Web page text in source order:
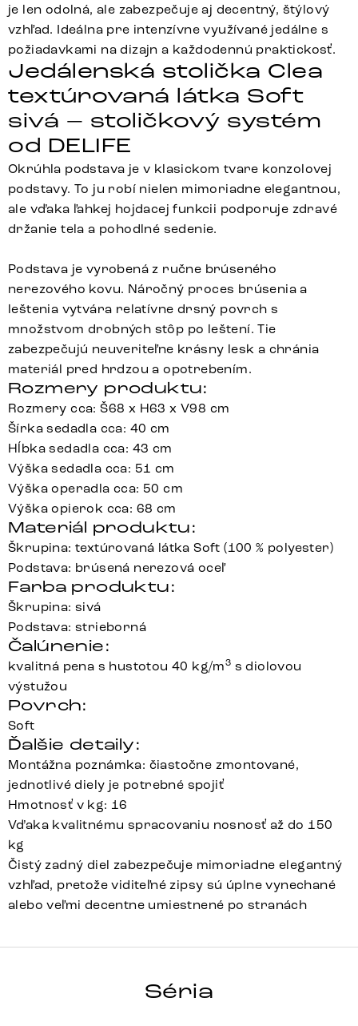
je len odolná, ale zabezpečuje aj decentný, štýlový
vzhľad. Ideálna pre intenzívne využívané jedálne s
požiadavkami na dizajn a každodennú praktickosť.
Jedálenská stolička Clea
textúrovaná látka Soft
sivá – stoličkový systém
od DELIFE
Okrúhla podstava je v klasickom tvare konzolovej
podstavy. To ju robí nielen mimoriadne elegantnou,
ale vďaka ľahkej hojdacej funkcii podporuje zdravé
držanie tela a pohodlné sedenie.
Podstava je vyrobená z ručne brúseného
nerezového kovu. Náročný proces brúsenia a
leštenia vytvára relatívne drsný povrch s
množstvom drobných stôp po leštení. Tie
zabezpečujú neuveriteľne krásny lesk a chránia
materiál pred hrdzou a opotrebením.
Rozmery produktu:
Rozmery cca: Š68 x H63 x V98 cm
Šírka sedadla cca: 40 cm
Hĺbka sedadla cca: 43 cm
Výška sedadla cca: 51 cm
Výška operadla cca: 50 cm
Výška opierok cca: 68 cm
Materiál produktu:
Škrupina: textúrovaná látka Soft (100 % polyester)
Podstava: brúsená nerezová oceľ
Farba produktu:
Škrupina: sivá
Podstava: strieborná
Čalúnenie:
kvalitná pena s hustotou 40 kg/m3 s diolovou
výstužou
Povrch:
Soft
Ďalšie detaily:
Montážna poznámka: čiastočne zmontované,
jednotlivé diely je potrebné spojiť
Hmotnosť v kg: 16
Vďaka kvalitnému spracovaniu nosnosť až do 150
kg
Čistý zadný diel zabezpečuje mimoriadne elegantný
vzhľad, pretože viditeľné zipsy sú úplne vynechané
alebo veľmi decentne umiestnené po stranách
Séria
Clea-Flex
Array